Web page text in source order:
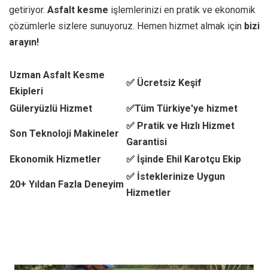
getiriyor. Asfalt kesme işlemlerinizi en pratik ve ekonomik
çözümlerle sizlere sunuyoruz. Hemen hizmet almak için bizi
arayın!
Uzman Asfalt Kesme
Ekipleri
✅ Ücretsiz Keşif
Güleryüzlü Hizmet ✅Tüm Türkiye'ye hizmet
Son Teknoloji Makineler
✅ Pratik ve Hızlı Hizmet
Garantisi
Ekonomik Hizmetler
✅ İşinde Ehil Karotçu Ekip
20+ Yıldan Fazla Deneyim
✅ İsteklerinize Uygun
Hizmetler